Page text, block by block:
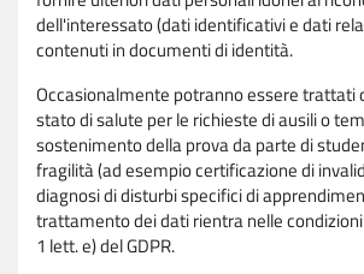
dell'interessato (dati identificativi e dati
contenuti in documenti di identità.
Occasionalmente potranno essere trattati
stato di salute per le richieste di ausili o
sostenimento della prova da parte di
fragilità (ad esempio certificazione di
diagnosi di disturbi specifici di
trattamento dei dati rientra nelle
1 lett. e) del GDPR.